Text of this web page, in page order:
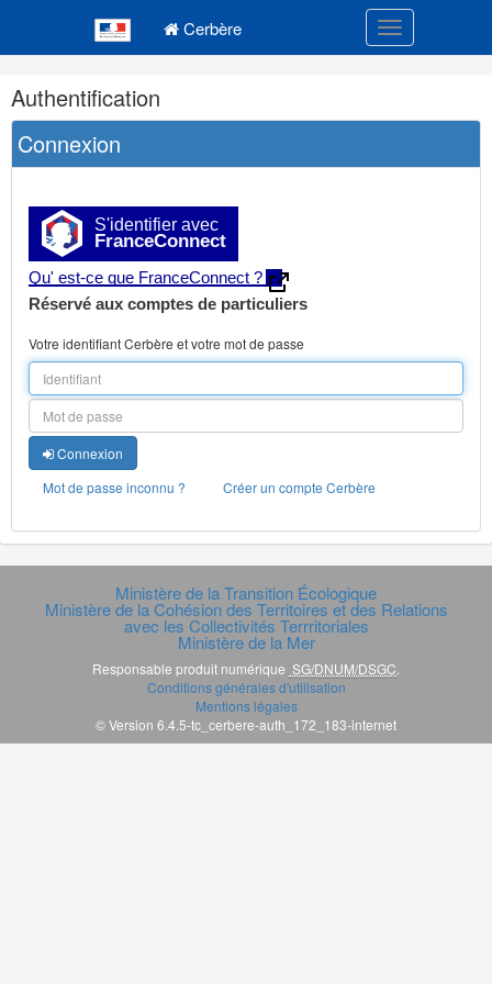
Cerbère Toggle
Navigation
et
outils
annexes
Authentification
Connexion
S'identifier avec
FranceConnect
Qu' est-ce que FranceConnect ?
Réservé aux comptes de particuliers
Votre identifiant Cerbère et votre mot de passe
Connexion
Mot de passe inconnu ?
Créer un compte Cerbère
Ministère de la Transition Écologique
Ministère de la Cohésion des Territoires et des Relations
avec les Collectivités Terrritoriales
Ministère de la Mer
Responsable produit numérique SG/DNUM/DSGC.
Conditions générales d'utilisation
Mentions légales
© Version 6.4.5-tc_cerbere-auth_172_183-internet